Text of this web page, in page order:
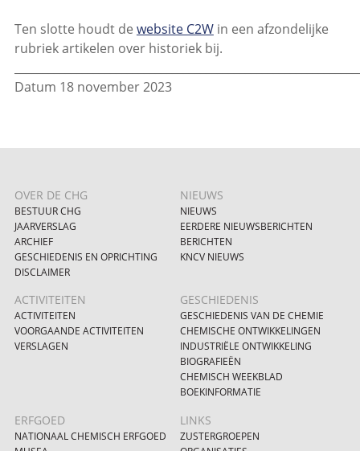
Ten slotte houdt de website C2Win een afzondelijke
rubriek artikelen over historiek bij.
Datum 18 november 2023
OVER DE CHG
BESTUUR CHG
JAARVERSLAG
ARCHIEF
GESCHIEDENIS EN OPRICHTING
DISCLAIMER
NIEUWS
NIEUWS
EERDERE NIEUWSBERICHTEN
BERICHTEN
KNCV NIEUWS
ACTIVITEITEN
ACTIVITEITEN
VOORGAANDE ACTIVITEITEN
VERSLAGEN
GESCHIEDENIS
GESCHIEDENIS VAN DE CHEMIE
CHEMISCHE ONTWIKKELINGEN
INDUSTRIËLE ONTWIKKELING
BIOGRAFIEËN
CHEMISCH WEEKBLAD
BOEKINFORMATIE
ERFGOED
NATIONAAL CHEMISCH ERFGOED
LINKS
ZUSTERGROEPEN